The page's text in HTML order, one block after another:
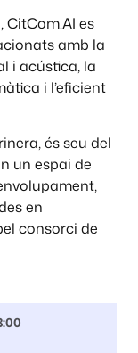
CitCom.AI es
amb la
i acústica, la
i l’eficient
és seu del
un espai de
en
consorci de